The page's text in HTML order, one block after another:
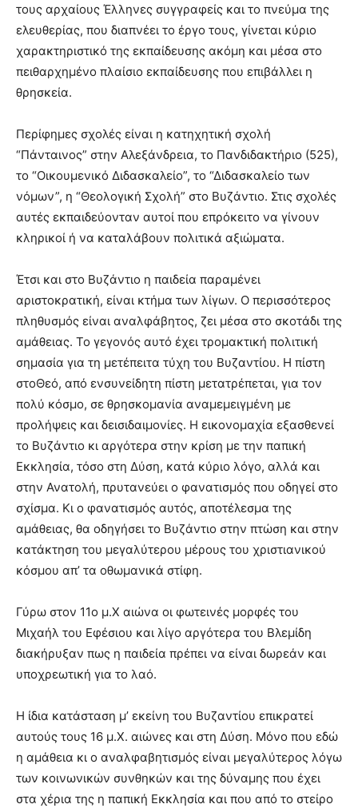
τους αρχαίους Έλληνες συγγραφείς και το πνεύμα της
ελευθερίας, που διαπνέει το έργο τους, γίνεται κύριο
χαρακτηριστικό της εκπαίδευσης ακόμη και μέσα στο
πειθαρχημένο πλαίσιο εκπαίδευσης που επιβάλλει η
θρησκεία.
Περίφημες σχολές είναι η κατηχητική σχολή
“Πάνταινος” στην Αλεξάνδρεια, το Πανδιδακτήριο (525),
το “Οικουμενικό Διδασκαλείο”, το “Διδασκαλείο των
νόμων”, η “Θεολογική Σχολή” στο Βυζάντιο. Στις σχολές
αυτές εκπαιδεύονταν αυτοί που επρόκειτο να γίνουν
κληρικοί ή να καταλάβουν πολιτικά αξιώματα.
Έτσι και στο Βυζάντιο η παιδεία παραμένει
αριστοκρατική, είναι κτήμα των λίγων. Ο περισσότερος
πληθυσμός είναι αναλφάβητος, ζει μέσα στο σκοτάδι της
αμάθειας. Το γεγονός αυτό έχει τρομακτική πολιτική
σημασία για τη μετέπειτα τύχη του Βυζαντίου. Η πίστη
στοΘεό, από ενσυνείδητη πίστη μετατρέπεται, για τον
πολύ κόσμο, σε θρησκομανία αναμεμειγμένη με
προλήψεις και δεισιδαιμονίες. Η εικονομαχία εξασθενεί
το Βυζάντιο κι αργότερα στην κρίση με την παπική
Εκκλησία, τόσο στη Δύση, κατά κύριο λόγο, αλλά και
στην Ανατολή, πρυτανεύει ο φανατισμός που οδηγεί στο
σχίσμα. Κι ο φανατισμός αυτός, αποτέλεσμα της
αμάθειας, θα οδηγήσει το Βυζάντιο στην πτώση και στην
κατάκτηση του μεγαλύτερου μέρους του χριστιανικού
κόσμου απ’ τα οθωμανικά στίφη.
Γύρω στον 11ο μ.Χ αιώνα οι φωτεινές μορφές του
Μιχαήλ του Εφέσιου και λίγο αργότερα του Βλεμίδη
διακήρυξαν πως η παιδεία πρέπει να είναι δωρεάν και
υποχρεωτική για το λαό.
Η ίδια κατάσταση μ’ εκείνη του Βυζαντίου επικρατεί
αυτούς τους 16 μ.Χ. αιώνες και στη Δύση. Μόνο που εδώ
η αμάθεια κι ο αναλφαβητισμός είναι μεγαλύτερος λόγω
των κοινωνικών συνθηκών και της δύναμης που έχει
στα χέρια της η παπική Εκκλησία και που από το στείρο